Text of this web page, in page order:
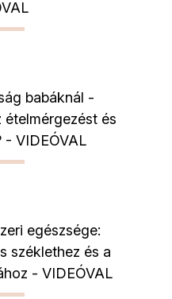
babáknál -
és
- VIDEÓVAL
egészsége:
széklethez és a
- VIDEÓVAL